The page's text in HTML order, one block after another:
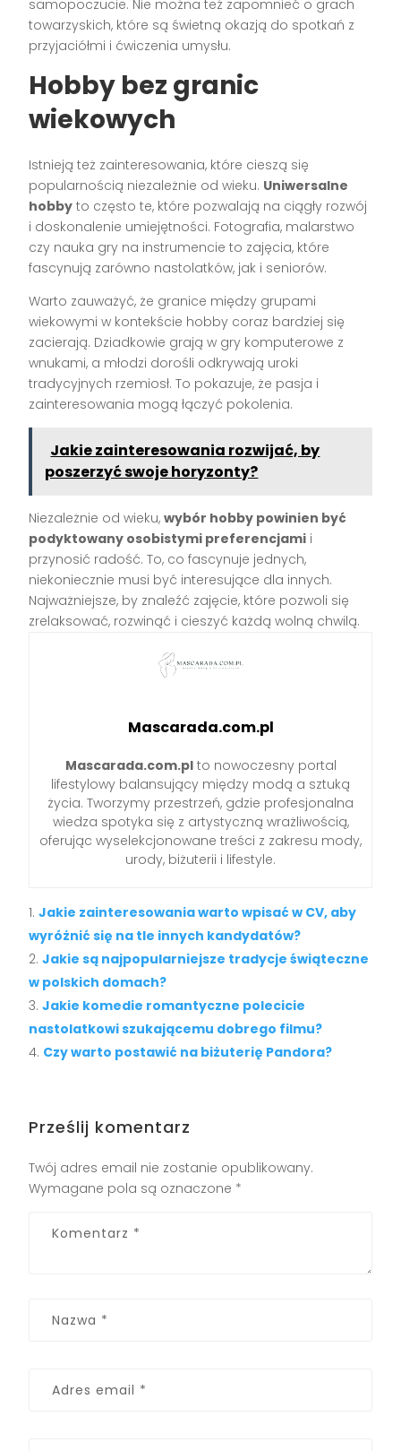
samopoczucie. Nie można też zapomnieć o grach
towarzyskich, które są świetną okazją do spotkań z
przyjaciółmi i ćwiczenia umysłu.
Hobby bez granic
wiekowych
Istnieją też zainteresowania, które cieszą się
popularnością niezależnie od wieku. Uniwersalne
hobby to często te, które pozwalają na ciągły rozwój
i doskonalenie umiejętności. Fotografia, malarstwo
czy nauka gry na instrumencie to zajęcia, które
fascynują zarówno nastolatków, jak i seniorów.
Warto zauważyć, że granice między grupami
wiekowymi w kontekście hobby coraz bardziej się
zacierają. Dziadkowie grają w gry komputerowe z
wnukami, a młodzi dorośli odkrywają uroki
tradycyjnych rzemiosł. To pokazuje, że pasja i
zainteresowania mogą łączyć pokolenia.
Jakie zainteresowania rozwijać, by
poszerzyć swoje horyzonty?
Niezależnie od wieku,wybór hobby powinien być
podyktowany osobistymi preferencjami i
przynosić radość. To, co fascynuje jednych,
niekoniecznie musi być interesujące dla innych.
Najważniejsze, by znaleźć zajęcie, które pozwoli się
zrelaksować, rozwinąć i cieszyć każdą wolną chwilą.
Mascarada.com.pl
Mascarada.com.plto nowoczesny portal
lifestylowy balansujący między modą a sztuką
życia. Tworzymy przestrzeń, gdzie profesjonalna
wiedza spotyka się z artystyczną wrażliwością,
oferując wyselekcjonowane treści z zakresu mody,
urody, biżuterii i lifestyle.
Jakie zainteresowania warto wpisać w CV, aby
wyróżnić się na tle innych kandydatów?
Jakie są najpopularniejsze tradycje świąteczne
w polskich domach?
Jakie komedie romantyczne polecicie
nastolatkowi szukającemu dobrego filmu?
Czy warto postawić na biżuterię Pandora?
Prześlij komentarz
Twój adres email nie zostanie opublikowany.
Wymagane pola są oznaczone *